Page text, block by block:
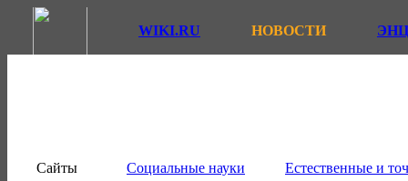
WIKI.RU НОВОСТИ
Сайты Социальные науки Естественные и